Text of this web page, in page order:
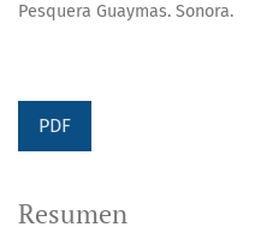
Pesquera Guaymas. Sonora.
PDF
Resumen